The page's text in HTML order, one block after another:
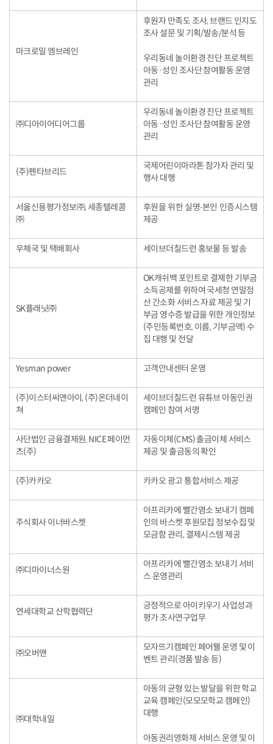
마크로밀 엠브레인
후원자 만족도 조사, 브랜드 인지도
조사 설문 및 기획/발송/분석 등
우리동네 놀이환경 진단 프로젝트
아동·성인 조사단 참여활동 운영
관리
㈜디아이어디어그룹
우리동네 놀이환경 진단 프로젝트
아동·성인 조사단 참여활동 운영
관리
(주)펜타브리드
국제어린이마라톤 참가자 관리 및
행사 대행
서울신용평가정보㈜, 세종텔레콤
㈜
후원을 위한 실명∙본인 인증시스템
제공
우체국 및 택배회사 세이브더칠드런 홍보물 등 발송
SK플래닛㈜
OK캐쉬백 포인트로 결제한 기부금
소득공제를 위하여 국세청 연말정
산 간소화 서비스 자료 제공 및 기
부금 영수증 발급을 위한 개인정보
(주민등록번호, 이름, 기부금액) 수
집 대행 및 전달
Yesman power 고객안내센터 운영
(주)이스터씨앤아이, (주)온더네이
쳐
세이브더칠드런 유튜브 아동인권
캠페인 참여 서명
사단법인 금융결제원, NICE 페이먼
츠(주)
자동이체(CMS) 출금이체 서비스
제공 및 출금동의 확인
(주)카카오 카카오 광고 통합서비스 제공
주식회사 이너바스켓
아프리카에 빨간염소 보내기 캠페
인의 바스켓 후원모집 정보수집 및
모금함 관리, 결제시스템 제공
㈜디마이너스원
아프리카에 빨간염소 보내기 서비
스 운영관리
연세대학교 산학협력단
긍정적으로 아이키우기 사업성과
평가 조사연구업무
㈜오버맨
모자뜨기캠페인 페어웰 운영 및 이
벤트 관리(경품 발송 등)
㈜대학내일
아동의 균형 있는 발달을 위한 학교
교육 캠페인(모모모학교 캠페인)
대행
아동권리영화제 서비스 운영 및 이